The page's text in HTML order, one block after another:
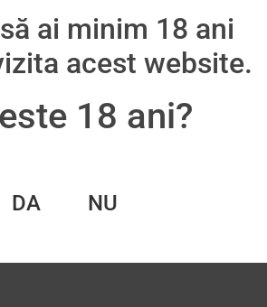
ai minim 18 ani
acest website.
18 ani?
DA NU